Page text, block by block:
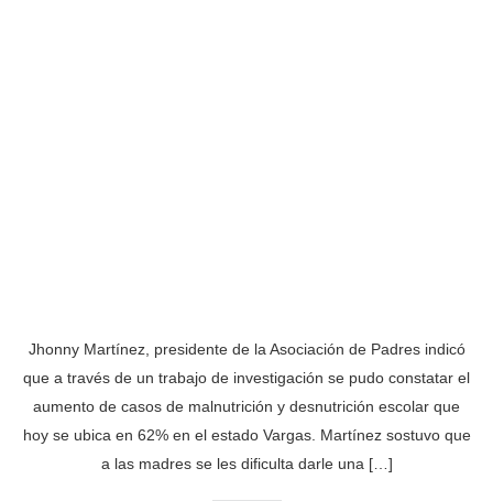
Jhonny Martínez, presidente de la Asociación de Padres indicó
que a través de un trabajo de investigación se pudo constatar el
aumento de casos de malnutrición y desnutrición escolar que
hoy se ubica en 62% en el estado Vargas. Martínez sostuvo que
a las madres se les dificulta darle una […]